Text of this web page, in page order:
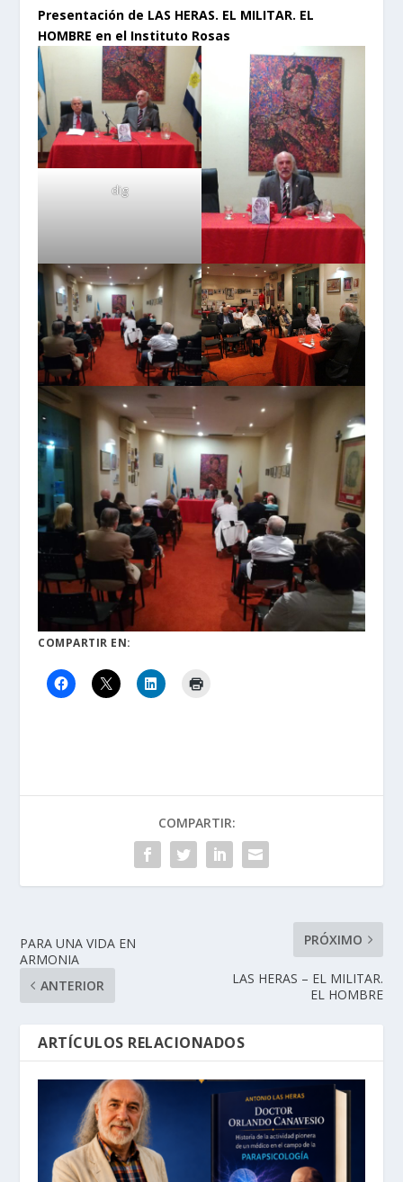
Presentación de LAS HERAS. EL MILITAR. EL
HOMBRE en el Instituto Rosas
dig
COMPARTIR EN:
COMPARTIR:
PARA UNA VIDA EN
ARMONIA
ANTERIOR
PRÓXIMO
LAS HERAS – EL MILITAR.
EL HOMBRE
ARTÍCULOS RELACIONADOS